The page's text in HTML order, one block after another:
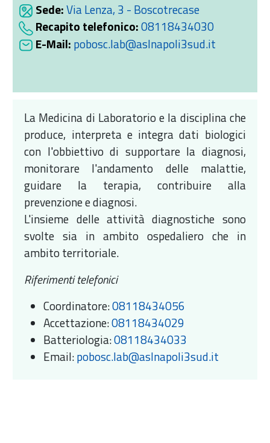
Sede:Via Lenza, 3 - Boscotrecase
Recapito telefonico:08118434030
E-Mail: pobosc.lab@aslnapoli3sud.it
La Medicina di Laboratorio e la disciplina che
produce, interpreta e integra dati biologici
con l'obbiettivo di supportare la diagnosi,
monitorare l'andamento delle malattie,
guidare la terapia, contribuire alla
prevenzione e diagnosi.
L'insieme delle attività diagnostiche sono
svolte sia in ambito ospedaliero che in
ambito territoriale.
Riferimenti telefonici
Coordinatore:08118434056
Accettazione:08118434029
Batteriologia:08118434033
Email:pobosc.lab@aslnapoli3sud.it